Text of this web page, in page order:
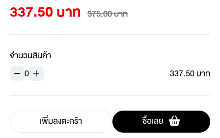
337.50 บาท 375.00 บาท
จำนวนสินค้า
0
337.50 บาท
เพิ่มลงตะกร้า ซื้อเลย